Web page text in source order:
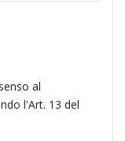
al
l'Art. 13 del